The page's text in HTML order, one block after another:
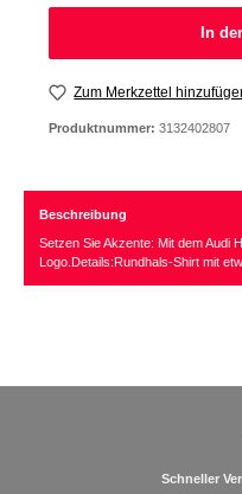
In
Zum Merkzettel
Produktnummer: 3132402807
Beschreibung
Setzen Sie Akzente: Mit dem Audi
Logo.Details:Rundhals-Shirt mit
Schneller